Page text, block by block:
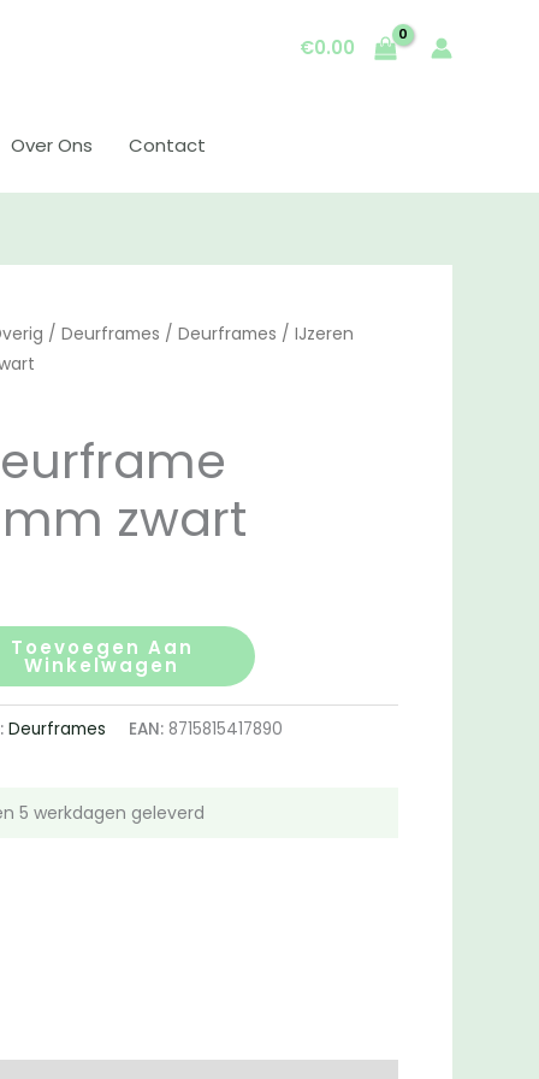
€0.00
Over Ons Contact
/Deurframes /Deurframes / IJzeren
zwart
Toevoegen Aan
Winkelwagen
Deurframes EAN: 8715815417890
5 werkdagen geleverd